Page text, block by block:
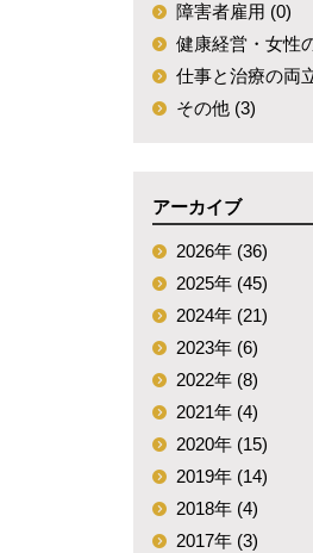
障害者雇用 (0)
健康経営・女性
仕事と治療の両
その他 (3)
アーカイブ
2026年 (36)
2025年 (45)
2024年 (21)
2023年 (6)
2022年 (8)
2021年 (4)
2020年 (15)
2019年 (14)
2018年 (4)
2017年 (3)